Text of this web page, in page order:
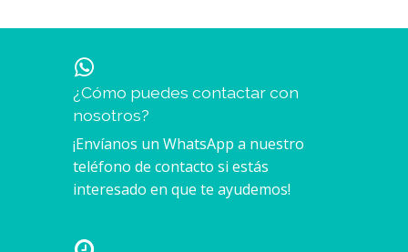
¿Cómo puedes contactar con
nosotros?
¡Envíanos un WhatsApp a nuestro
teléfono de contacto si estás
interesado en que te ayudemos!